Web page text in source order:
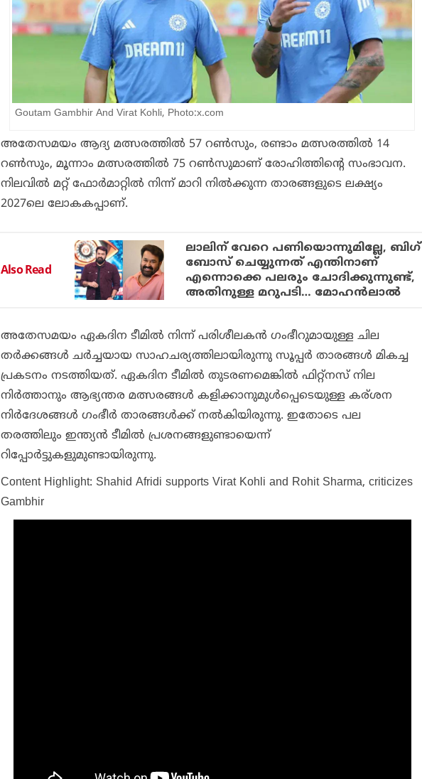
Goutam Gambhir And Virat Kohli, Photo:x.com
അതേസമയം ആദ്യ മത്സരത്തില്‍ 57 റണ്‍സും, രണ്ടാം മത്സരത്തില്‍ 14
റണ്‍സും, മൂന്നാം മത്സരത്തില്‍ 75 റണ്‍സുമാണ് രോഹിത്തിന്റെ സംഭാവന.
നിലവില്‍ മറ്റ് ഫോര്‍മാറ്റില്‍ നിന്ന് മാറി നില്‍ക്കുന്ന താരങ്ങളുടെ ലക്ഷ്യം
2027ലെ ലോകകപ്പാണ്.
Also Read
ലാലിന് വേറെ പണിയൊന്നുമില്ലേ, ബിഗ്
ബോസ് ചെയ്യുന്നത് എന്തിനാണ്
എന്നൊക്കെ പലരും ചോദിക്കുന്നുണ്ട്,
അതിനുള്ള മറുപടി… മോഹന്‍ലാല്‍
അതേസമയം ഏകദിന ടീമില്‍ നിന്ന് പരിശീലകന്‍ ഗംഭീറുമായുള്ള ചില
തര്‍ക്കങ്ങള്‍ ചര്‍ച്ചയായ സാഹചര്യത്തിലായിരുന്നു സൂപ്പര്‍ താരങ്ങള്‍ മികച്ച
പ്രകടനം നടത്തിയത്. ഏകദിന ടീമില്‍ തുടരണമെങ്കില്‍ ഫിറ്റ്‌നസ് നില
നിര്‍ത്താനും ആഭ്യന്തര മത്സരങ്ങള്‍ കളിക്കാനുമുള്‍പ്പെടെയുള്ള കര്ശന
നിര്‍ദേശങ്ങള്‍ ഗംഭീര്‍ താരങ്ങള്‍ക്ക് നല്‍കിയിരുന്നു. ഇതോടെ പല
തരത്തിലും ഇന്ത്യന്‍ ടീമില്‍ പ്രശനങ്ങളുണ്ടായെന്ന്
റിപ്പോര്‍ട്ടുകളുമുണ്ടായിരുന്നു.
Content Highlight: Shahid Afridi supports Virat Kohli and Rohit Sharma, criticizes
Gambhir